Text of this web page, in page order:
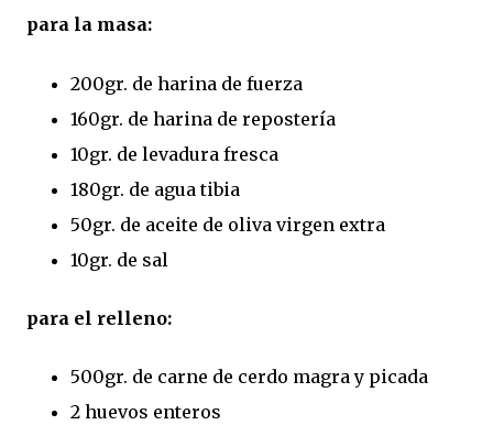
para la masa:
200gr. de harina de fuerza
160gr. de harina de repostería
10gr. de levadura fresca
180gr. de agua tibia
50gr. de aceite de oliva virgen extra
10gr. de sal
para el relleno:
500gr. de carne de cerdo magra y picada
2 huevos enteros